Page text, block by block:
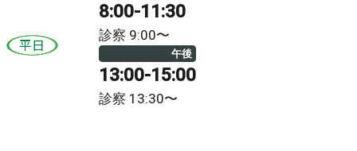
平日
8:00-11:30
診察 9:00〜
午後
13:00-15:00
診察 13:30〜